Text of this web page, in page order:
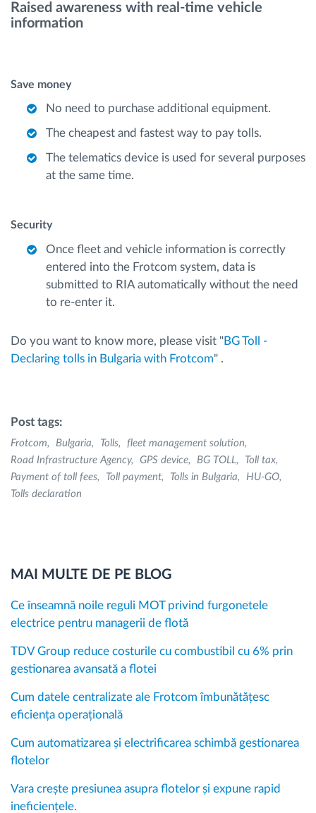
Raised awareness with real-time vehicle
information
Save money
No need to purchase additional equipment.
The cheapest and fastest way to pay tolls.
The telematics device is used for several purposes
at the same time.
Security
Once fleet and vehicle information is correctly
entered into the Frotcom system, data is
submitted to RIA automatically without the need
to re-enter it.
Do you want to know more, please visit "BG Toll -
Declaring tolls in Bulgaria with Frotcom" .
Post tags:
Frotcom Bulgaria Tolls
fleet management solution
Road Infrastructure Agency
GPS device BG TOLL
Toll tax
Payment of toll fees
Toll payment Tolls in Bulgaria
HU-GO
Tolls declaration
MAI MULTE DE PE BLOG
Ce înseamnă noile reguli MOT privind furgonetele
electrice pentru managerii de flotă
TDV Group reduce costurile cu combustibil cu 6% prin
gestionarea avansată a flotei
Cum datele centralizate ale Frotcom îmbunătățesc
eficiența operațională
Cum automatizarea și electrificarea schimbă gestionarea
flotelor
Vara crește presiunea asupra flotelor și expune rapid
ineficiențele.